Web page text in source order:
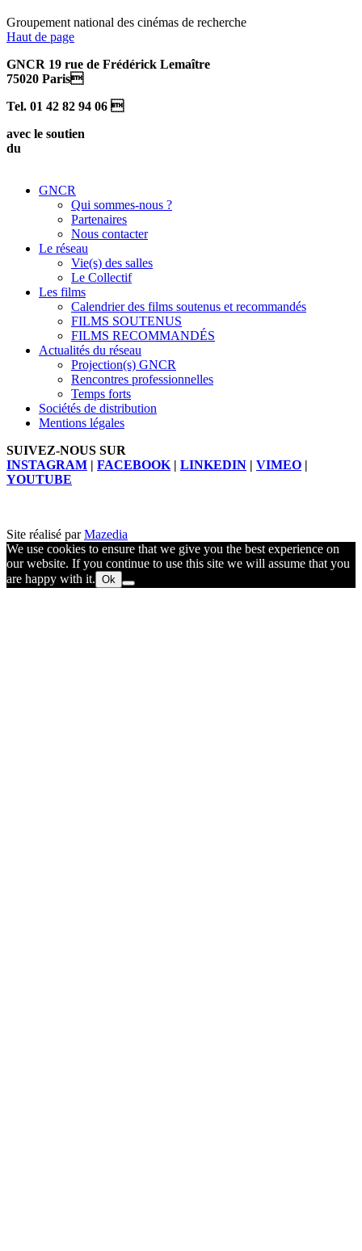
Groupement national des cinémas de recherche
Haut de page
GNCR 19 rue de Frédérick Lemaître
75020 Paris
Tel. 01 42 82 94 06 
avec le soutien
du
GNCR
Qui sommes-nous ?
Partenaires
Nous contacter
Le réseau
Vie(s) des salles
Le Collectif
Les films
Calendrier des films soutenus et recommandés
FILMS SOUTENUS
FILMS RECOMMANDÉS
Actualités du réseau
Projection(s) GNCR
Rencontres professionnelles
Temps forts
Sociétés de distribution
Mentions légales
SUIVEZ-NOUS SUR
INSTAGRAM | FACEBOOK | LINKEDIN | VIMEO |
YOUTUBE
Site réalisé parMazedia
We use cookies to ensure that we give you the best experience on
our website. If you continue to use this site we will assume that you
are happy with it. Ok